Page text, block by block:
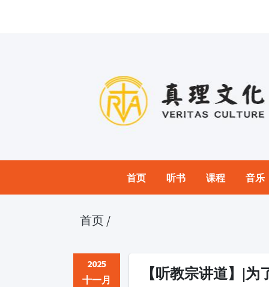
首页 听书 课程 音乐
首页 /
2025
十一月
【听教宗讲道】|